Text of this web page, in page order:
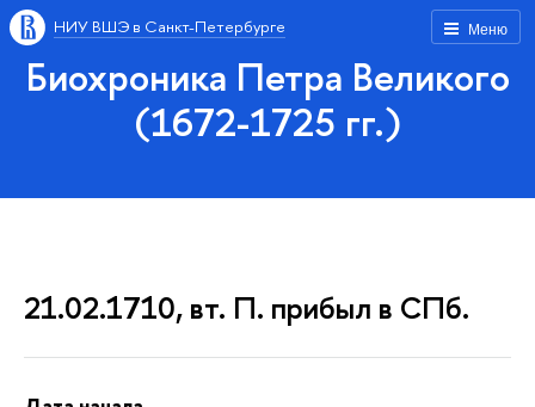
Меню
НИУ ВШЭ в Санкт-Петербурге
Биохроника Петра Великого
(1672-1725 гг.)
21.02.1710, вт. П. прибыл в СПб.